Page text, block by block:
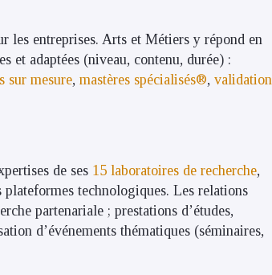
les entreprises. Arts et Métiers y répond en
et adaptées (niveau, contenu, durée) :
sur mesure, mastères spécialisés®, validation
de ses 15 laboratoires de recherche,
plateformes technologiques. Les relations
partenariale ; prestations d’études,
d’événements thématiques (séminaires,